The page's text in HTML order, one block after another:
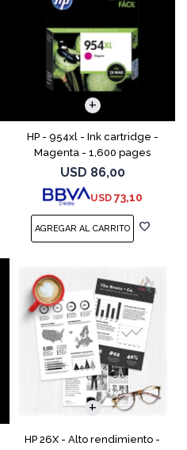
HP - 954xl - Ink cartridge -
Magenta - 1,600 pages
USD 86,00
USD 73,10
HP 26X - Alto rendimiento -